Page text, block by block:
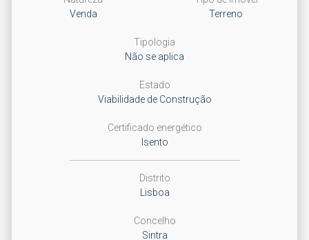
Venda
Terreno
Tipologia
Não se aplica
Estado
Viabilidade de Construção
Certificado energético
Isento
Distrito
Lisboa
Concelho
Sintra